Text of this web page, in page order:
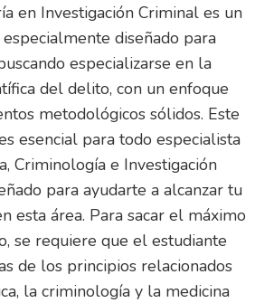
en Investigación Criminal es un
especialmente diseñado para
especializarse en la
del delito, con un enfoque
metodológicos sólidos. Este
esencial para todo especialista
Criminología e Investigación
para ayudarte a alcanzar tu
esta área. Para sacar el máximo
se requiere que el estudiante
de los principios relacionados
la criminología y la medicina